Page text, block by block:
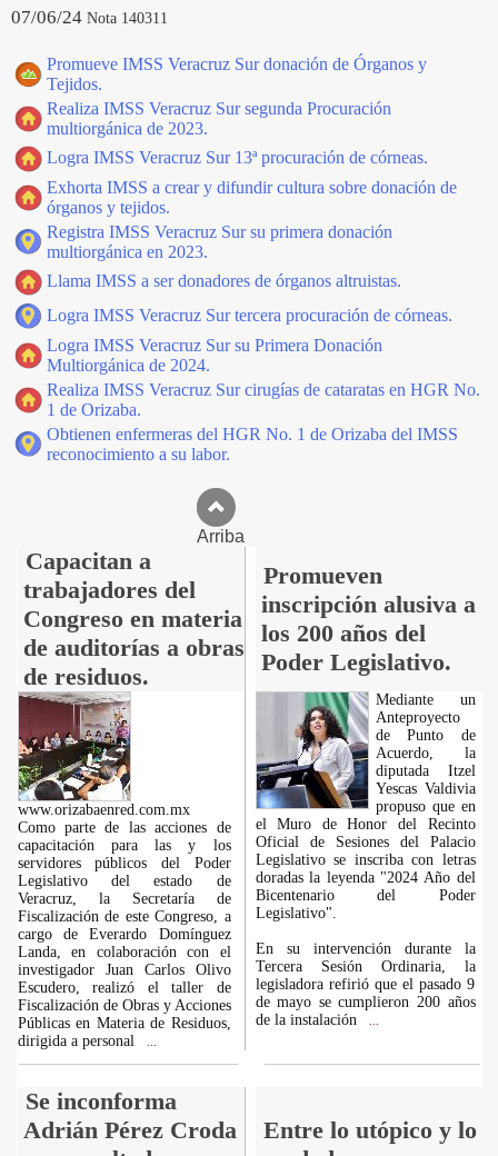
07/06/24 Nota 140311
Promueve IMSS Veracruz Sur donación de Órganos y
Tejidos.
Realiza IMSS Veracruz Sur segunda Procuración
multiorgánica de 2023.
Logra IMSS Veracruz Sur 13ª procuración de córneas.
Exhorta IMSS a crear y difundir cultura sobre donación de
órganos y tejidos.
Registra IMSS Veracruz Sur su primera donación
multiorgánica en 2023.
Llama IMSS a ser donadores de órganos altruistas.
Logra IMSS Veracruz Sur tercera procuración de córneas.
Logra IMSS Veracruz Sur su Primera Donación
Multiorgánica de 2024.
Realiza IMSS Veracruz Sur cirugías de cataratas en HGR No.
1 de Orizaba.
Obtienen enfermeras del HGR No. 1 de Orizaba del IMSS
reconocimiento a su labor.
Arriba
Capacitan a
trabajadores del
Congreso en materia
de auditorías a obras
de residuos.
Promueven
inscripción alusiva a
los 200 años del
Poder Legislativo.
www.orizabaenred.com.mx
Como parte de las acciones de
capacitación para las y los
servidores públicos del Poder
Legislativo del estado de
Veracruz, la Secretaría de
Fiscalización de este Congreso, a
cargo de Everardo Domínguez
Landa, en colaboración con el
investigador Juan Carlos Olivo
Escudero, realizó el taller de
Fiscalización de Obras y Acciones
Públicas en Materia de Residuos,
dirigida a personal
Mediante un
Anteproyecto
de Punto de
Acuerdo, la
diputada Itzel
Yescas Valdivia
propuso que en
el Muro de Honor del Recinto
Oficial de Sesiones del Palacio
Legislativo se inscriba con letras
doradas la leyenda "2024 Año del
Bicentenario del Poder
Legislativo".
En su intervención durante la
Tercera Sesión Ordinaria, la
legisladora refirió que el pasado 9
de mayo se cumplieron 200 años
de la instalación
Se inconforma
Adrián Pérez Croda
Entre lo utópico y lo